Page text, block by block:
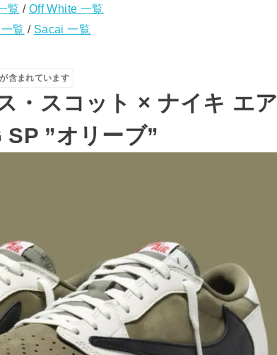
覧 / Off White 一覧
覧 / Sacai 一覧
含まれています
・スコット × ナイキ エア
”オリーブ”